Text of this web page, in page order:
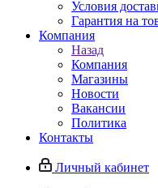
Условия
Гарантия на
Компания
Назад
Компания
Магазины
Новости
Вакансии
Политика
Контакты
Личный кабинет